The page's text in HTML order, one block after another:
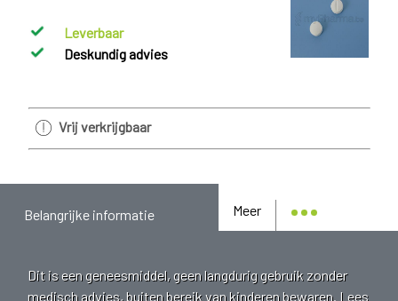
Leverbaar
Deskundig advies
Vrij verkrijgbaar
Meer
Belangrijke informatie
Dit is een geneesmiddel, geen langdurig gebruik zonder
medisch advies, buiten bereik van kinderen bewaren. Lees